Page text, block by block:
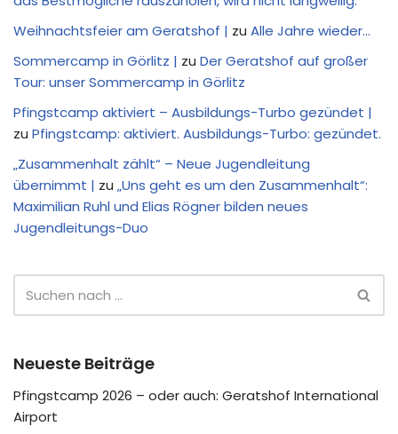
Weihnachtsfeier am Geratshof | zu Alle Jahre wieder…
Sommercamp in Görlitz | zu Der Geratshof auf großer
Tour: unser Sommercamp in Görlitz
Pfingstcamp aktiviert – Ausbildungs-Turbo gezündet |
zu Pfingstcamp: aktiviert. Ausbildungs-Turbo: gezündet.
„Zusammenhalt zählt“ – Neue Jugendleitung
übernimmt | zu „Uns geht es um den Zusammenhalt“:
Maximilian Ruhl und Elias Rögner bilden neues
Jugendleitungs-Duo
Neueste Beiträge
Pfingstcamp 2026 – oder auch: Geratshof International
Airport